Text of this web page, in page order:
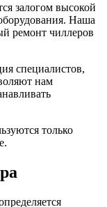
залогом высокой
Наша
ремонт чиллеров
специалистов,
нам
только